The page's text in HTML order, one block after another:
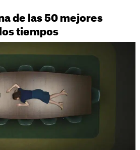
de las 50 mejores
tiempos